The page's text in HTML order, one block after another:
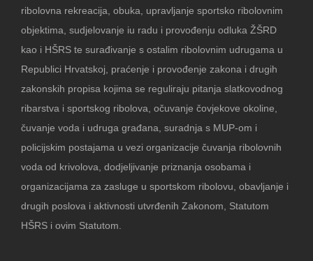
ribolovna rekreacija, obuka, upravljanje sportsko ribolovnim
objektima, sudjelovanje iu radu i provođenju odluka ŽŠRD
kao i HŠRS te surađivanje s ostalim ribolovnim udrugama u
Republici Hrvatskoj, praćenje i provođenje zakona i drugih
zakonskih propisa kojima se reguliraju pitanja slatkovodnog
ribarstva i sportskog ribolova, očuvanje čovjekove okoline,
čuvanje voda i udruga građana, suradnja s MUP-om i
policijskim postajama u vezi organizacije čuvanja ribolovnih
voda od krivolova, dodjeljivanje priznanja osobama i
organizacijama za zasluge u sportskom ribolovu, obavljanje i
drugih poslova i aktivnosti utvrđenih Zakonom, Statutom
HŠRS i ovim Statutom.